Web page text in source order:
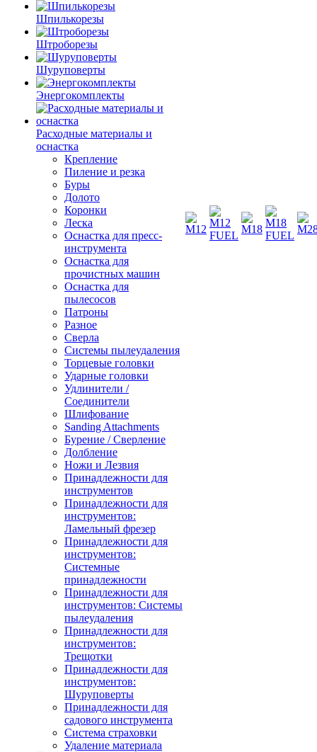
Шпилькорезы
Штроборезы
Шуруповерты
Энергокомплекты
Расходные материалы и
оснастка
Крепление
Пиление и резка
Буры
Долото
Коронки
Леска
Оснастка для пресс-
инструмента
Оснастка для
прочистных машин
Оснастка для
пылесосов
Патроны
Разное
Сверла
Системы пылеудаления
Торцевые головки
Ударные головки
Удлинители /
Соединители
Шлифование
Sanding Attachments
Бурение / Сверление
Долбление
Ножи и Лезвия
Принадлежности для
инструментов
Принадлежности для
инструментов:
Ламельный фрезер
Принадлежности для
инструментов:
Системные
принадлежности
Принадлежности для
инструментов: Системы
пылеудаления
Принадлежности для
инструментов:
Трещотки
Принадлежности для
инструментов:
Шуруповерты
Принадлежности для
садового инструмента
Система страховки
Удаление материала